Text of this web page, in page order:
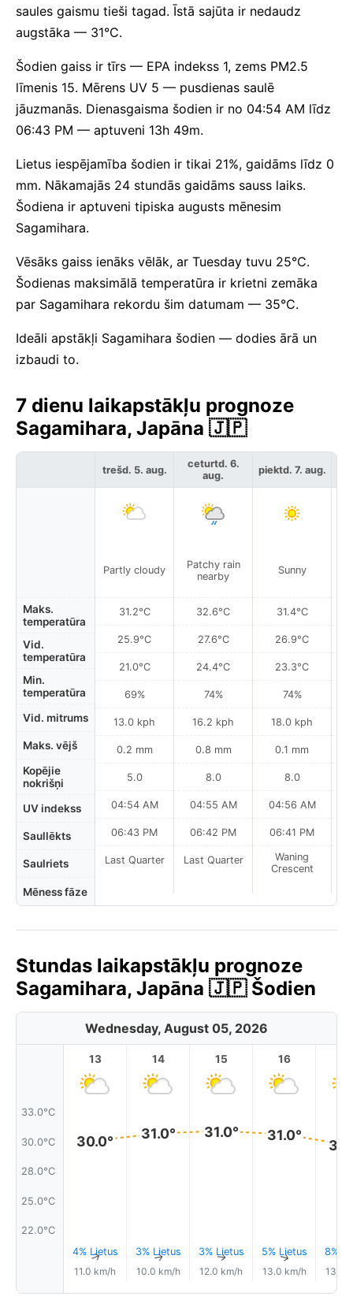
saules gaismu tieši tagad. Īstā sajūta ir nedaudz
augstāka — 31°C.
Šodien gaiss ir tīrs — EPA indekss 1, zems PM2.5
līmenis 15. Mērens UV 5 — pusdienas saulē
jāuzmanās. Dienasgaisma šodien ir no 04:54 AM līdz
06:43 PM — aptuveni 13h 49m.
Lietus iespējamība šodien ir tikai 21%, gaidāms līdz 0
mm. Nākamajās 24 stundās gaidāms sauss laiks.
Šodiena ir aptuveni tipiska augusts mēnesim
Sagamihara.
Vēsāks gaiss ienāks vēlāk, ar Tuesday tuvu 25°C.
Šodienas maksimālā temperatūra ir krietni zemāka
par Sagamihara rekordu šim datumam — 35°C.
Ideāli apstākļi Sagamihara šodien — dodies ārā un
izbaudi to.
7 dienu laikapstākļu prognoze
Sagamihara, Japāna 🇯🇵
Maks.
temperatūra
Vid.
temperatūra
Min.
temperatūra
Vid. mitrums
Maks. vējš
Kopējie
nokrišņi
UV indekss
Saullēkts
Saulriets
Mēness fāze
trešd. 5. aug.
Partly cloudy
31.2°C
25.9°C
21.0°C
69%
13.0 kph
0.2 mm
5.0
04:54 AM
06:43 PM
Last Quarter
ceturtd. 6.
aug.
Patchy rain
nearby
32.6°C
27.6°C
24.4°C
74%
16.2 kph
0.8 mm
8.0
04:55 AM
06:42 PM
Last Quarter
piektd. 7. aug.
Sunny
31.4°C
26.9°C
23.3°C
74%
18.0 kph
0.1 mm
8.0
04:56 AM
06:41 PM
Waning
Crescent
Stundas laikapstākļu prognoze
Sagamihara, Japāna 🇯🇵 Šodien
Wednesday, August 05, 2026
33.0°C
30.0°C
28.0°C
25.0°C
22.0°C
13
30.0°
4% Lietus
↑
11.0 km/h
14
31.0°
3% Lietus
↑
10.0 km/h
15
31.0°
3% Lietus
↑
12.0 km/h
16
31.0°
5% Lietus
↑
13.0 km/h
8%
13.0